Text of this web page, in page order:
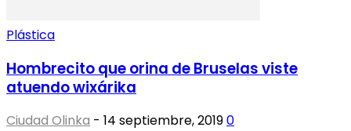
Plástica
Hombrecito que orina de Bruselas viste
atuendo wixárika
Ciudad Olinka - 14 septiembre, 20190